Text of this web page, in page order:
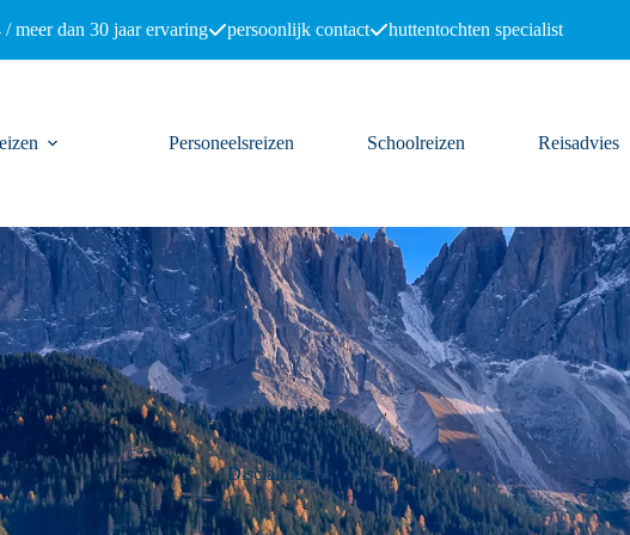
/ meer dan 30 jaar ervaring persoonlijk contact huttentochten specialist
Personeelsreizen Schoolreizen Reisadvies
Disclaimer